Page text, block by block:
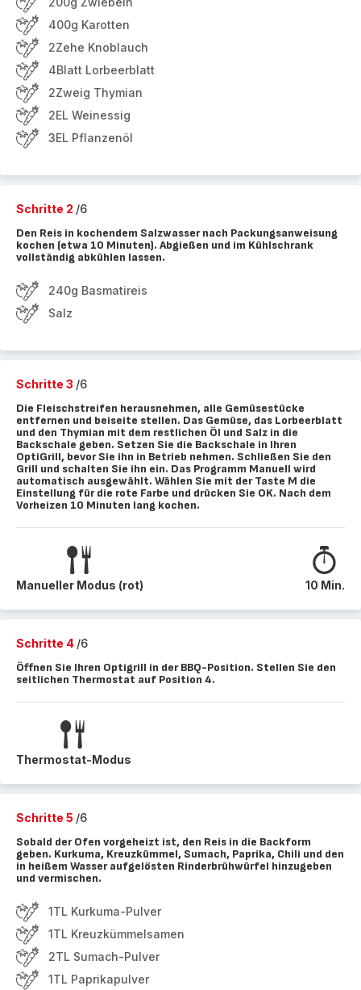
400g Karotten
2Zehe Knoblauch
4Blatt Lorbeerblatt
2Zweig Thymian
2EL Weinessig
3EL Pflanzenöl
Schritte 2 /6
Den Reis in kochendem Salzwasser nach Packungsanweisung
kochen (etwa 10 Minuten). Abgießen und im Kühlschrank
vollständig abkühlen lassen.
240g Basmatireis
Salz
Schritte 3 /6
Die Fleischstreifen herausnehmen, alle Gemüsestücke
entfernen und beiseite stellen. Das Gemüse, das Lorbeerblatt
und den Thymian mit dem restlichen Öl und Salz in die
Backschale geben. Setzen Sie die Backschale in Ihren
OptiGrill, bevor Sie ihn in Betrieb nehmen. Schließen Sie den
Grill und schalten Sie ihn ein. Das Programm Manuell wird
automatisch ausgewählt. Wählen Sie mit der Taste M die
Einstellung für die rote Farbe und drücken Sie OK. Nach dem
Vorheizen 10 Minuten lang kochen.
Manueller Modus (rot) 10 Min.
Schritte 4 /6
Öffnen Sie Ihren Optigrill in der BBQ-Position. Stellen Sie den
seitlichen Thermostat auf Position 4.
Thermostat-Modus
Schritte 5 /6
Sobald der Ofen vorgeheizt ist, den Reis in die Backform
geben. Kurkuma, Kreuzkümmel, Sumach, Paprika, Chili und den
in heißem Wasser aufgelösten Rinderbrühwürfel hinzugeben
und vermischen.
1TL Kurkuma-Pulver
1TL Kreuzkümmelsamen
2TL Sumach-Pulver
1TL Paprikapulver